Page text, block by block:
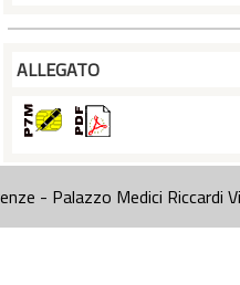
ALLEGATO
- Palazzo Medici Riccardi